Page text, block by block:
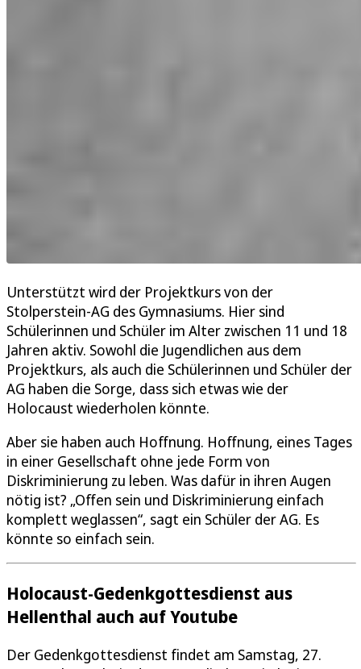
Unterstützt wird der Projektkurs von der
Stolperstein-AG des Gymnasiums. Hier sind
Schülerinnen und Schüler im Alter zwischen 11 und 18
Jahren aktiv. Sowohl die Jugendlichen aus dem
Projektkurs, als auch die Schülerinnen und Schüler der
AG haben die Sorge, dass sich etwas wie der
Holocaust wiederholen könnte.
Aber sie haben auch Hoffnung. Hoffnung, eines Tages
in einer Gesellschaft ohne jede Form von
Diskriminierung zu leben. Was dafür in ihren Augen
nötig ist? „Offen sein und Diskriminierung einfach
komplett weglassen“, sagt ein Schüler der AG. Es
könnte so einfach sein.
Holocaust-Gedenkgottesdienst aus
Hellenthal auch auf Youtube
Der Gedenkgottesdienst findet am Samstag, 27.